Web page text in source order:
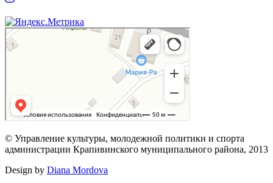
© Управление культуры, молодежной политики и спорта
администрации Крапивинского муниципального района, 2013
Design by Diana Mordova